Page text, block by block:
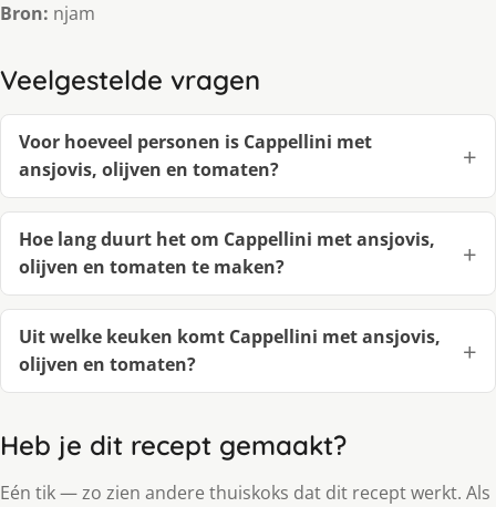
Bron: njam
Veelgestelde vragen
Voor hoeveel personen is Cappellini met
ansjovis, olijven en tomaten?
Hoe lang duurt het om Cappellini met ansjovis,
olijven en tomaten te maken?
Uit welke keuken komt Cappellini met ansjovis,
olijven en tomaten?
Heb je dit recept gemaakt?
Eén tik — zo zien andere thuiskoks dat dit recept werkt. Als